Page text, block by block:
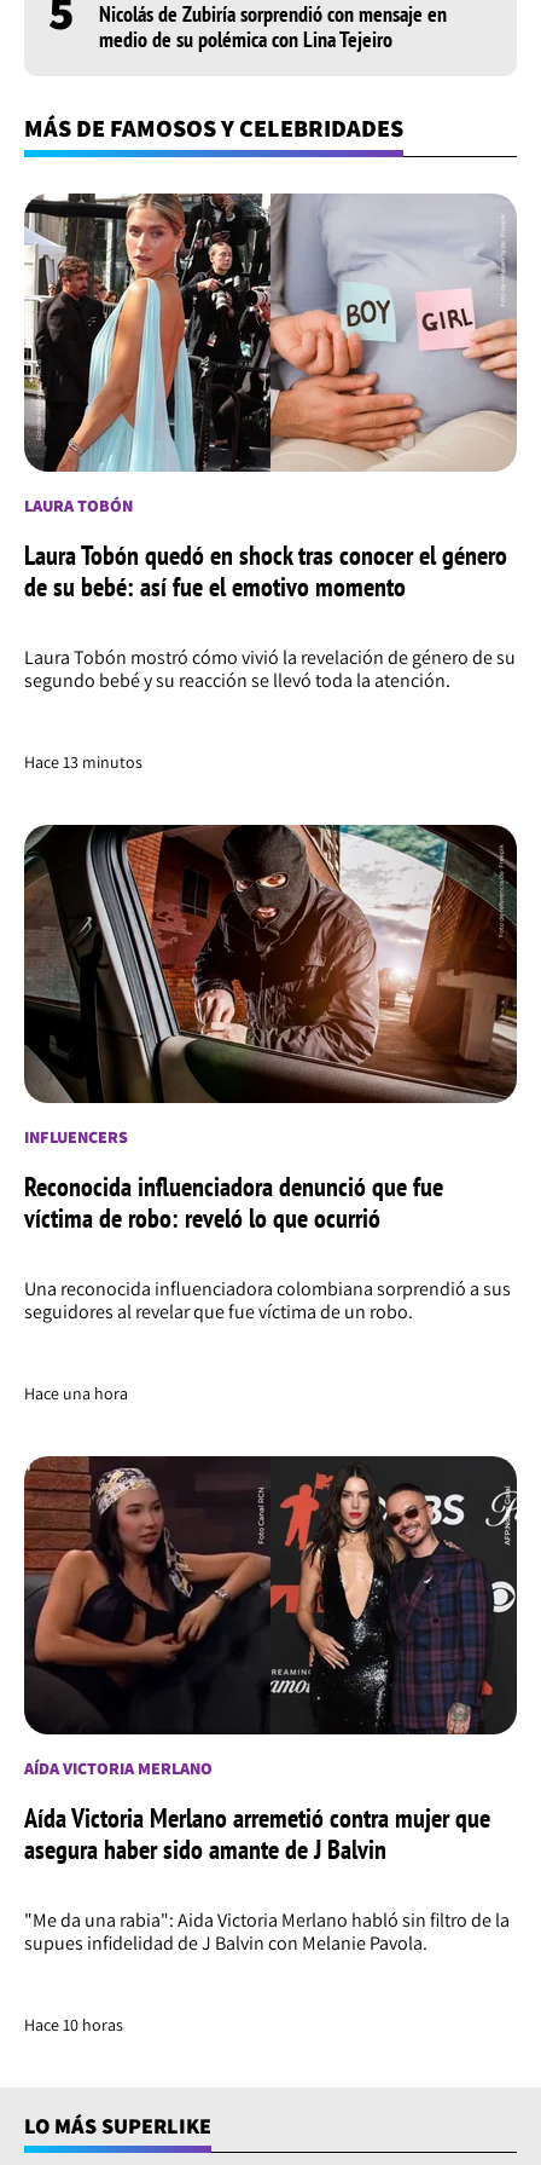
Nicolás de Zubiría sorprendió con mensaje en
medio de su polémica con Lina Tejeiro
MÁS DE FAMOSOS Y CELEBRIDADES
LAURA TOBÓN
Laura Tobón quedó en shock tras conocer el género
de su bebé: así fue el emotivo momento
Laura Tobón mostró cómo vivió la revelación de género de su
segundo bebé y su reacción se llevó toda la atención.
Hace 13 minutos
INFLUENCERS
Reconocida influenciadora denunció que fue
víctima de robo: reveló lo que ocurrió
Una reconocida influenciadora colombiana sorprendió a sus
seguidores al revelar que fue víctima de un robo.
Hace una hora
AÍDA VICTORIA MERLANO
Aída Victoria Merlano arremetió contra mujer que
asegura haber sido amante de J Balvin
"Me da una rabia": Aida Victoria Merlano habló sin filtro de la
supues infidelidad de J Balvin con Melanie Pavola.
Hace 10 horas
LO MÁS SUPERLIKE